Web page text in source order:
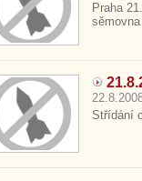
Praha
Střídání